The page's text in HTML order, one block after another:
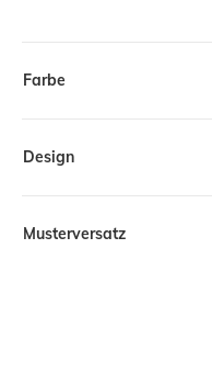
Farbe
Design
Musterversatz